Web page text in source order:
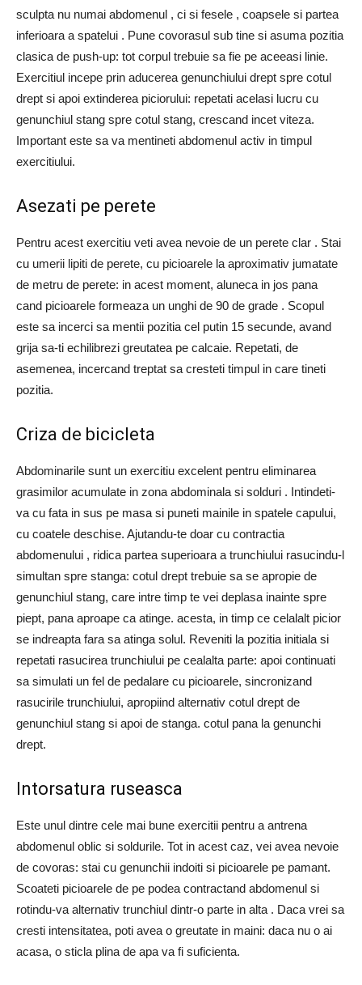
sculpta nu numai abdomenul , ci si fesele , coapsele si partea
inferioara a spatelui . Pune covorasul sub tine si asuma pozitia
clasica de push-up: tot corpul trebuie sa fie pe aceeasi linie.
Exercitiul incepe prin aducerea genunchiului drept spre cotul
drept si apoi extinderea piciorului: repetati acelasi lucru cu
genunchiul stang spre cotul stang, crescand incet viteza.
Important este sa va mentineti abdomenul activ in timpul
exercitiului.
Asezati pe perete
Pentru acest exercitiu veti avea nevoie de un perete clar . Stai
cu umerii lipiti de perete, cu picioarele la aproximativ jumatate
de metru de perete: in acest moment, aluneca in jos pana
cand picioarele formeaza un unghi de 90 de grade . Scopul
este sa incerci sa mentii pozitia cel putin 15 secunde, avand
grija sa-ti echilibrezi greutatea pe calcaie. Repetati, de
asemenea, incercand treptat sa cresteti timpul in care tineti
pozitia.
Criza de bicicleta
Abdominarile sunt un exercitiu excelent pentru eliminarea
grasimilor acumulate in zona abdominala si solduri . Intindeti-
va cu fata in sus pe masa si puneti mainile in spatele capului,
cu coatele deschise. Ajutandu-te doar cu contractia
abdomenului , ridica partea superioara a trunchiului rasucindu-l
simultan spre stanga: cotul drept trebuie sa se apropie de
genunchiul stang, care intre timp te vei deplasa inainte spre
piept, pana aproape ca atinge. acesta, in timp ce celalalt picior
se indreapta fara sa atinga solul. Reveniti la pozitia initiala si
repetati rasucirea trunchiului pe cealalta parte: apoi continuati
sa simulati un fel de pedalare cu picioarele, sincronizand
rasucirile trunchiului, apropiind alternativ cotul drept de
genunchiul stang si apoi de stanga. cotul pana la genunchi
drept.
Intorsatura ruseasca
Este unul dintre cele mai bune exercitii pentru a antrena
abdomenul oblic si soldurile. Tot in acest caz, vei avea nevoie
de covoras: stai cu genunchii indoiti si picioarele pe pamant.
Scoateti picioarele de pe podea contractand abdomenul si
rotindu-va alternativ trunchiul dintr-o parte in alta . Daca vrei sa
cresti intensitatea, poti avea o greutate in maini: daca nu o ai
acasa, o sticla plina de apa va fi suficienta.